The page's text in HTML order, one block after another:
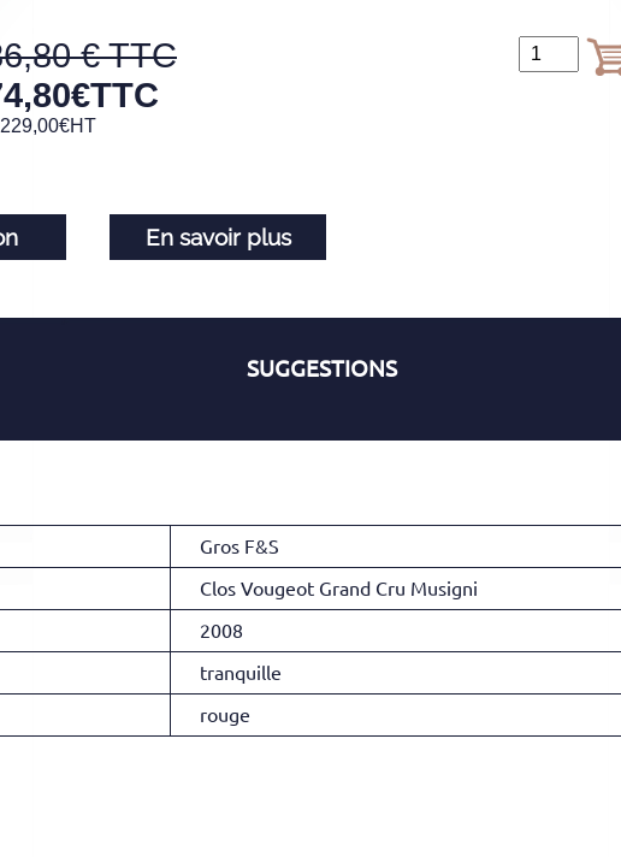
€TTC
229,00€HT
En savoir plus
SUGGESTIONS
Gros F&S
Clos Vougeot Grand Cru Musigni
2008
tranquille
rouge